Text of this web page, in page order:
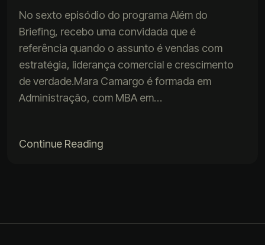
No sexto episódio do programa Além do
Briefing, recebo uma convidada que é
referência quando o assunto é vendas com
estratégia, liderança comercial e crescimento
de verdade.Mara Camargo é formada em
Administração, com MBA em…
Continue Reading